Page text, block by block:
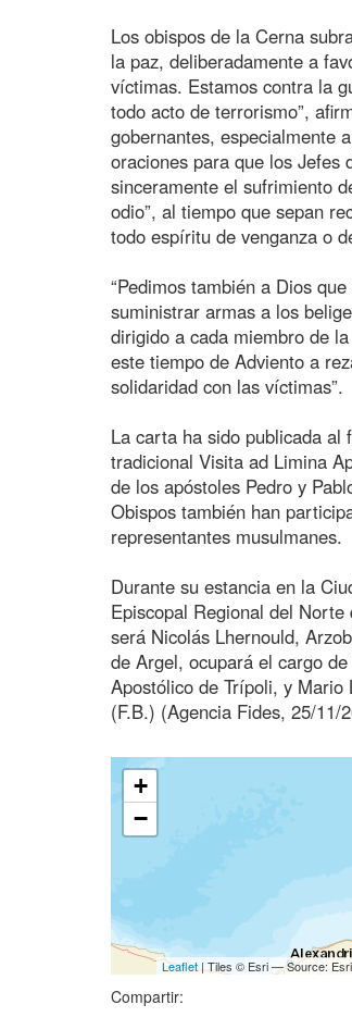
Los obispos de la Cerna
la paz, deliberadamente a
víctimas. Estamos contra la
todo acto de terrorismo”,
gobernantes, especialmente
oraciones para que los Jefes
sinceramente el sufrimiento
odio”, al tiempo que sepan
todo espíritu de venganza o
“Pedimos también a Dios
suministrar armas a los
dirigido a cada miembro de
este tiempo de Adviento a
solidaridad con las víctimas”.
La carta ha sido publicada al
tradicional Visita ad Limina
de los apóstoles Pedro y
Obispos también han
representantes musulmanes.
Durante su estancia en la
Episcopal Regional del
será Nicolás Lhernould,
de Argel, ocupará el cargo
Apostólico de Trípoli, y Mario
(F.B.) (Agencia Fides, 25/11/
+
−
Leaflet| Tiles © Esri — Source: Esri,
Compartir: